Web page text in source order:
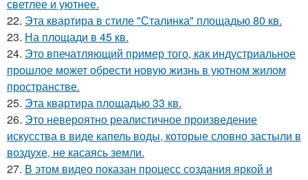
светлее и уютнее.
22. Эта квартира в стиле "Сталинка" площадью 80 кв.
23. На площади в 45 кв.
24. Это впечатляющий пример того, как индустриальное
прошлое может обрести новую жизнь в уютном жилом
пространстве.
25. Эта квартира площадью 33 кв.
26. Это невероятно реалистичное произведение
искусства в виде капель воды, которые словно застыли в
воздухе, не касаясь земли.
27. В этом видео показан процесс создания яркой и